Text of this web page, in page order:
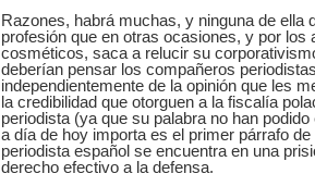
Razones, habrá muchas, y ninguna de ella
profesión que en otras ocasiones, y por los
cosméticos, saca a relucir su
deberían pensar los compañeros
independientemente de la opinión que les
la credibilidad que otorguen a la fiscalía
periodista (ya que su palabra no han
a día de hoy importa es el primer párrafo
periodista español se encuentra en una
derecho efectivo a la defensa.